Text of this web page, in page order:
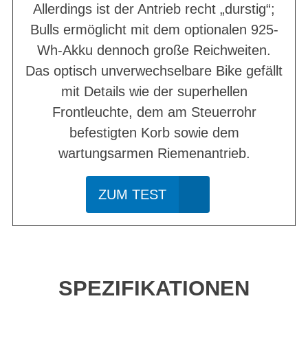
Allerdings ist der Antrieb recht „durstig“;
Bulls ermöglicht mit dem optionalen 925-
Wh-Akku dennoch große Reichweiten.
Das optisch unverwechselbare Bike gefällt
mit Details wie der superhellen
Frontleuchte, dem am Steuerrohr
befestigten Korb sowie dem
wartungsarmen Riemenantrieb.
ZUM TEST
SPEZIFIKATIONEN